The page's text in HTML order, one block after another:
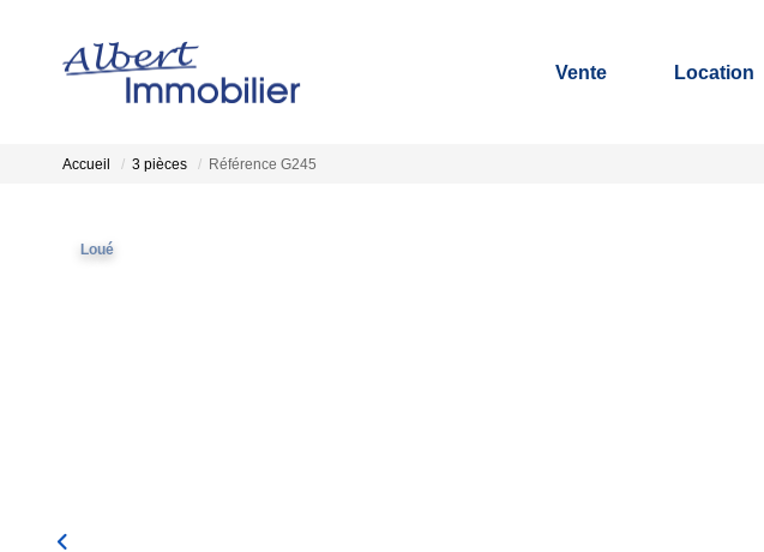
Vente Location
Accueil 3 pièces Référence G245
Loué